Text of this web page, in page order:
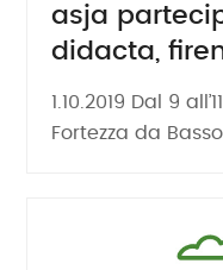
asja
didacta,
1.10.2019 Dal 9
Fortezza da Basso